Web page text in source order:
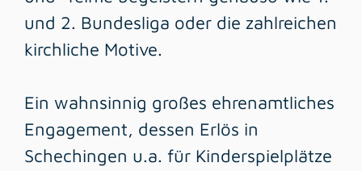
und 2. Bundesliga oder die zahlreichen
kirchliche Motive.
Ein wahnsinnig großes ehrenamtliches
Engagement, dessen Erlös in
Schechingen u.a. für Kinderspielplätze